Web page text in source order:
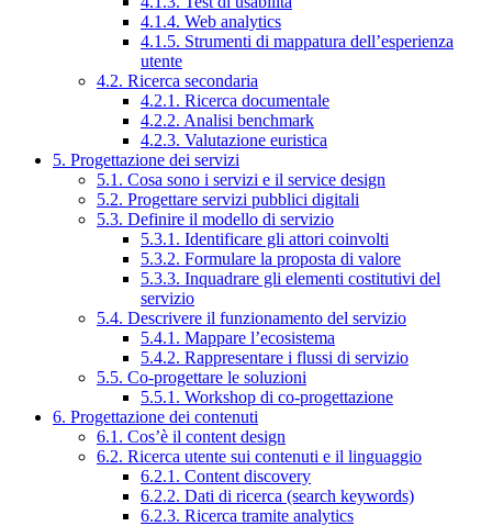
4.1.4. Web analytics
4.1.5. Strumenti di mappatura dell’esperienza
utente
4.2. Ricerca secondaria
4.2.1. Ricerca documentale
4.2.2. Analisi benchmark
4.2.3. Valutazione euristica
5. Progettazione dei servizi
5.1. Cosa sono i servizi e il service design
5.2. Progettare servizi pubblici digitali
5.3. Definire il modello di servizio
5.3.1. Identificare gli attori coinvolti
5.3.2. Formulare la proposta di valore
5.3.3. Inquadrare gli elementi costitutivi del
servizio
5.4. Descrivere il funzionamento del servizio
5.4.1. Mappare l’ecosistema
5.4.2. Rappresentare i flussi di servizio
5.5. Co-progettare le soluzioni
5.5.1. Workshop di co-progettazione
6. Progettazione dei contenuti
6.1. Cos’è il content design
6.2. Ricerca utente sui contenuti e il linguaggio
6.2.1. Content discovery
6.2.2. Dati di ricerca (search keywords)
6.2.3. Ricerca tramite analytics